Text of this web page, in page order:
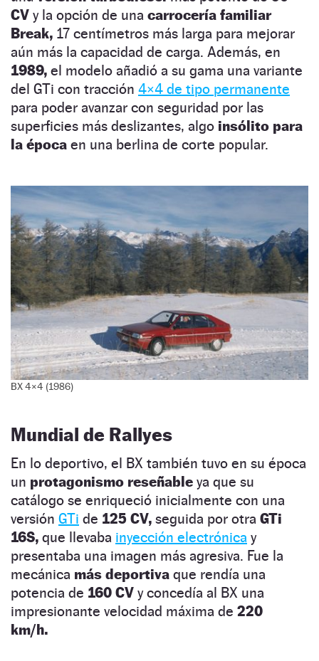
CV y la opción de una carrocería familiar
Break, 17 centímetros más larga para mejorar
aún más la capacidad de carga. Además, en
1989, el modelo añadió a su gama una variante
del GTi con tracción 4×4 de tipo permanente
para poder avanzar con seguridad por las
superficies más deslizantes, algo insólito para
la época en una berlina de corte popular.
BX 4×4 (1986)
Mundial de Rallyes
En lo deportivo, el BX también tuvo en su época
un protagonismo reseñable ya que su
catálogo se enriqueció inicialmente con una
versión GTi de 125 CV, seguida por otra GTi
16S, que llevaba inyección electrónica y
presentaba una imagen más agresiva. Fue la
mecánica más deportiva que rendía una
potencia de 160 CV y concedía al BX una
impresionante velocidad máxima de 220
km/h.